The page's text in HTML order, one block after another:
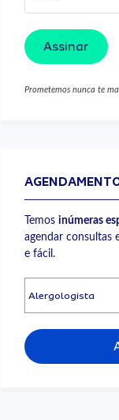
Assinar
Prometemos nunca te
Temos inúmeras
agendar consultas
e fácil.